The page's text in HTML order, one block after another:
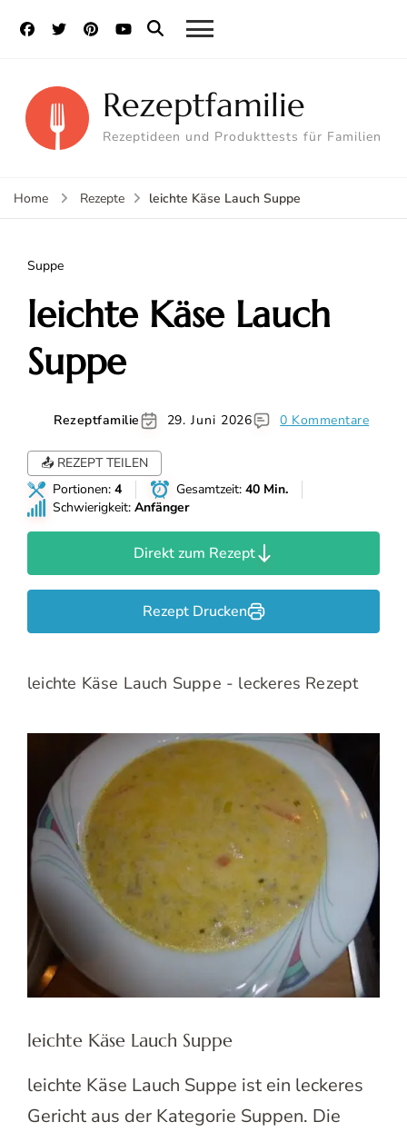
Rezeptfamilie
Rezeptideen und Produkttests für Familien
Home Rezepte leichte Käse Lauch Suppe
Suppe
leichte Käse Lauch
Suppe
Rezeptfamilie 29. Juni 2026 0 Kommentare
📤 REZEPT TEILEN
Portionen: 4 Gesamtzeit: 40 Min.
Schwierigkeit: Anfänger
Direkt zum Rezept
Rezept Drucken
leichte Käse Lauch Suppe - leckeres Rezept
leichte Käse Lauch Suppe
leichte Käse Lauch Suppe ist ein leckeres
Gericht aus der Kategorie Suppen. Die